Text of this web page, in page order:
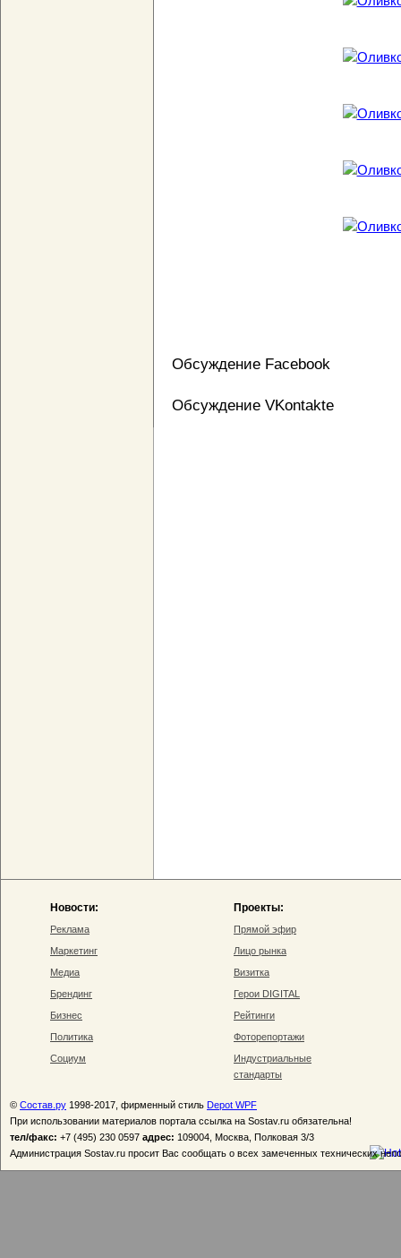
Обсуждение Facebook
Обсуждение VKontakte
Новости:
Реклама
Маркетинг
Медиа
Брендинг
Бизнес
Политика
Социум
Проекты:
Прямой эфир
Лицо рынка
Визитка
Герои DIGITAL
Рейтинги
Фоторепортажи
Индустриальные
стандарты
© Состав.ру 1998-2017, фирменный стиль Depot WPF
При использовании материалов портала ссылка на Sostav.ru обязательна!
тел/факс: +7 (495) 230 0597 адрес: 109004, Москва, Полковая 3/3
Администрация Sostav.ru просит Вас сообщать о всех замеченных технических